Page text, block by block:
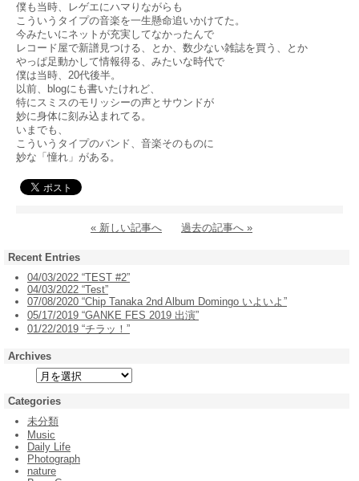
僕も当時、レゲエにハマりながらも
こういうタイプの音楽を一生懸命追いかけてた。
今みたいにネットが充実してなかったんで
レコード屋で新譜見つける、とか、数少ない雑誌を買う、とか
やっぱ足動かして情報得る、みたいな時代で
僕は当時、20代後半。
以前、blogにも書いたけれど、
特にスミスのモリッシーの声とサウンドが
妙に身体に刻み込まれてる。
いまでも、
こういうタイプのバンド、音楽そのものに
妙な「憧れ」がある。
« 新しい記事へ 過去の記事へ »
Recent Entries
04/03/2022 “TEST #2”
04/03/2022 “Test”
07/08/2020 “Chip Tanaka 2nd Album Domingo いよいよ”
05/17/2019 “GANKE FES 2019 出演”
01/22/2019 “チラッ！”
Archives
Categories
未分類
Music
Daily Life
Photograph
nature